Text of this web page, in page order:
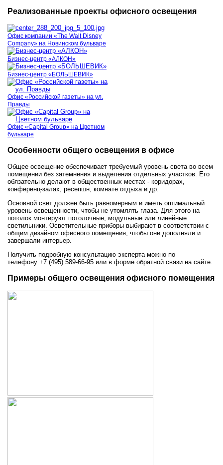
Реализованные проекты офисного освещения
Офис компании «The Walt Disney
Company» на Новинском бульваре
Бизнес-центр «АЛКОН»
Бизнес-центр «БОЛЬШЕВИК»
Офис «Российской газеты» на ул.
Правды
Офис «Capital Group» на Цветном
бульваре
Особенности общего освещения в офисе
Общее освещение обеспечивает требуемый уровень света во всем
помещении без затемнения и выделения отдельных участков. Его
обязательно делают в общественных местах - коридорах,
конференц-залах, ресепшн, комнате отдыха и др.
Основной свет должен быть равномерным и иметь оптимальный
уровень освещенности, чтобы не утомлять глаза. Для этого на
потолок монтируют потолочные, модульные или линейные
светильники. Осветительные приборы выбирают в соответствии с
общим дизайном офисного помещения, чтобы они дополняли и
завершали интерьер.
Получить подробную консультацию эксперта можно по
телефону +7 (495) 589-66-95 или в форме обратной связи на сайте.
Примеры общего освещения офисного помещения